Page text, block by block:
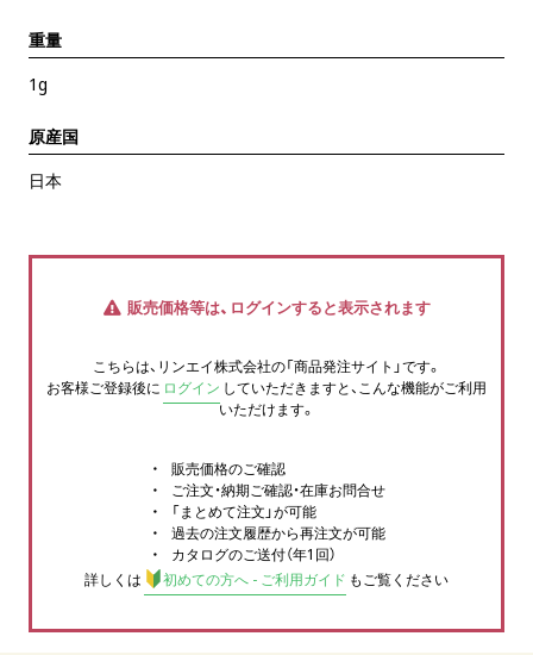
重量
1g
原産国
日本
販売価格等は、ログインすると表示されます
こちらは、リンエイ株式会社の「商品発注サイト」です。
お客様ご登録後に ログイン していただきますと、こんな機能がご利用
いただけます。
販売価格のご確認
ご注文・納期ご確認・在庫お問合せ
「まとめて注文」が可能
過去の注文履歴から再注文が可能
カタログのご送付（年1回）
詳しくは
初めての方へ - ご利用ガイド もご覧ください